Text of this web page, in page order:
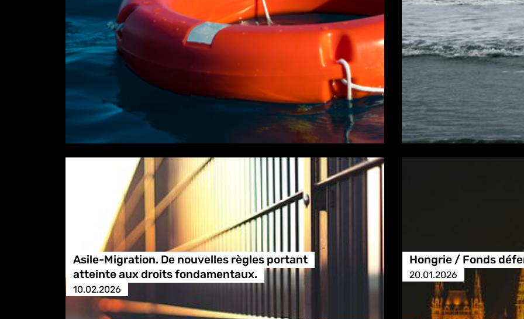
Asile-Migration. De nouvelles règles portant
atteinte aux droits fondamentaux.
10.02.2026
Hongrie / Fonds
20.01.2026